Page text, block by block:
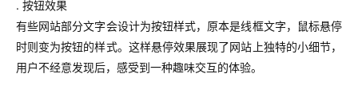
. 按钮效果
有些网站部分文字会设计为按钮样式，原本是线框文字，鼠标悬停
时则变为按钮的样式。这样悬停效果展现了网站上独特的小细节，
用户不经意发现后，感受到一种趣味交互的体验。